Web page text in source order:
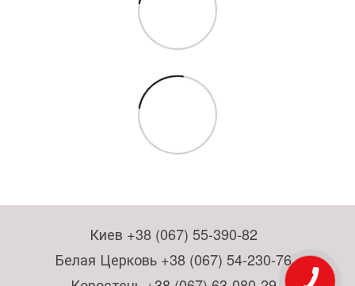
Киев +38 (067) 55-390-82
Белая Церковь +38 (067) 54-230-76